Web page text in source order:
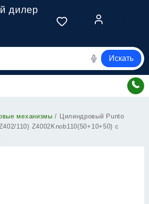
дилер
Искать
механизмы / Цилиндровый Punto
110) Z4002Knob110(50+10+50) с